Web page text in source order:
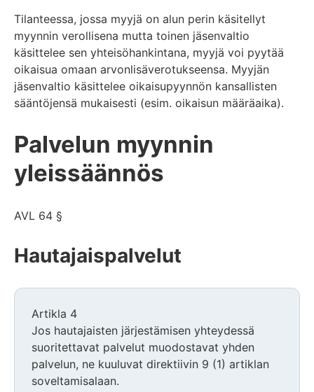
Tilanteessa, jossa myyjä on alun perin käsitellyt
myynnin verollisena mutta toinen jäsenvaltio
käsittelee sen yhteisöhankintana, myyjä voi pyytää
oikaisua omaan arvonlisäverotukseensa. Myyjän
jäsenvaltio käsittelee oikaisupyynnön kansallisten
sääntöjensä mukaisesti (esim. oikaisun määräaika).
Palvelun myynnin
yleissäännös
AVL 64 §
Hautajaispalvelut
Artikla 4
Jos hautajaisten järjestämisen yhteydessä
suoritettavat palvelut muodostavat yhden
palvelun, ne kuuluvat direktiivin 9 (1) artiklan
soveltamisalaan.